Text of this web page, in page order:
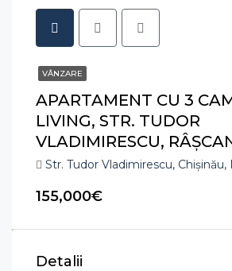
VÂNZARE
APARTAMENT CU 3
LIVING, STR. TUDOR
VLADIMIRESCU,
Str. Tudor Vladimirescu, Chișinău,
155,000€
Detalii